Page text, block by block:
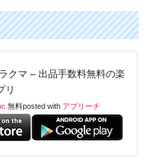
クマ – 出品手数料無料の楽
リ
無料posted with アプリーチ